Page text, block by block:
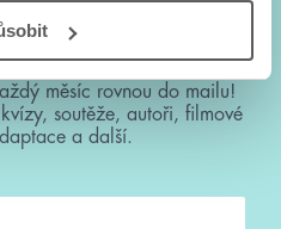
měsíc rovnou do mailu!
soutěže, autoři, filmové
a další.